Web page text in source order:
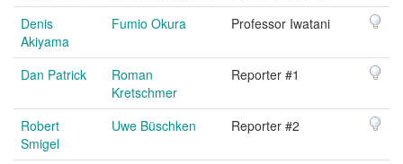
Denis
Akiyama
Fumio Okura Professor Iwatani
Dan Patrick
Roman
Kretschmer
Reporter #1
Robert
Smigel
Uwe Büschken Reporter #2